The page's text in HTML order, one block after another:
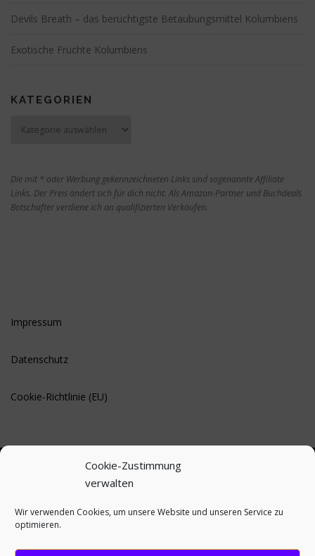
Cookie-Zustimmung
verwalten
Wir verwenden Cookies, um unsere Website und unseren Service zu
optimieren.
Devils Breath – das berüchtigste Betäubungsmittel Kolumbiens
Exotische Früchte Kolumbiens
KATEGORIEN
Die mit * oder Werbung gekennzeichneten Links sind sogenannte Affiliate
Links. Der Preis ändert sich für dich nicht. Als Amazon-Partner und Buchdeals
Botschafter verdiene ich an qualifizierten Verkäufen.
Impressum
Datenschutz
Cookie-Richtlinie (EU)